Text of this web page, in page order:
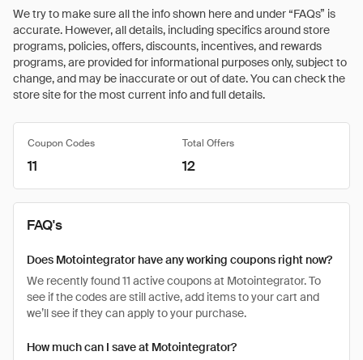
We try to make sure all the info shown here and under “FAQs” is
accurate. However, all details, including specifics around store
programs, policies, offers, discounts, incentives, and rewards
programs, are provided for informational purposes only, subject to
change, and may be inaccurate or out of date. You can check the
store site for the most current info and full details.
Coupon Codes Total Offers
11 12
FAQ's
Does Motointegrator have any working coupons right now?
We recently found 11 active coupons at Motointegrator. To
see if the codes are still active, add items to your cart and
we’ll see if they can apply to your purchase.
How much can I save at Motointegrator?